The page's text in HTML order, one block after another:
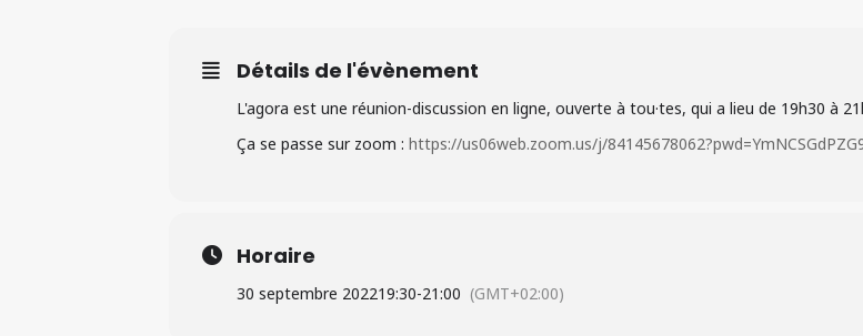
Détails de l'évènement
L'agora est une réunion-discussion en ligne, ouverte à tou·tes, qui a lieu de 19h30 à
Ça se passe sur zoom : https://us06web.zoom.us/j/
Horaire
30 septembre 202219:30-21:00 (GMT+02:00)